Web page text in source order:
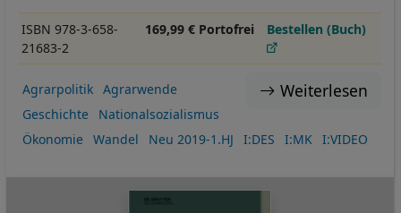
ISBN 978-3-658-
21683-2
169,99 € Portofrei Bestellen (Buch)
Weiterlesen
Agrarpolitik
Agrarwende
Geschichte
Nationalsozialismus
Ökonomie
Wandel Neu 2019-1.HJ I:DES I:MK I:VIDEO